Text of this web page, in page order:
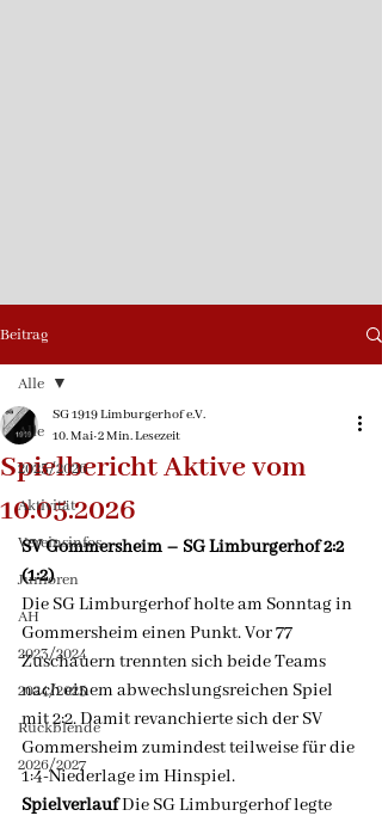
Beitrag
Alle
2025/2026
Aktivität
Vereinsinfos
Junioren
AH
2023/2024
2024/2025
Rückblende
2026/2027
Alle
Spielbericht Aktive vom
10.05.2026
SG 1919 Limburgerhof e.V.
10. Mai 2 Min. Lesezeit
SV Gommersheim – SG Limburgerhof 2:2
(1:2)
Die SG Limburgerhof holte am Sonntag in
Gommersheim einen Punkt. Vor 77
Zuschauern trennten sich beide Teams
nach einem abwechslungsreichen Spiel
mit 2:2. Damit revanchierte sich der SV
Gommersheim zumindest teilweise für die
1:4-Niederlage im Hinspiel.
Spielverlauf Die SG Limburgerhof legte